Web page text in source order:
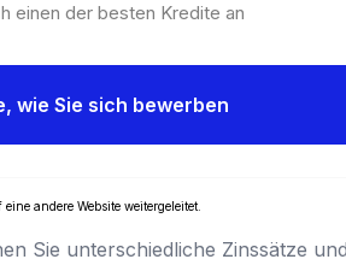
einen der besten Kredite an
wie Sie sich bewerben
andere Website weitergeleitet.
Sie unterschiedliche Zinssätze